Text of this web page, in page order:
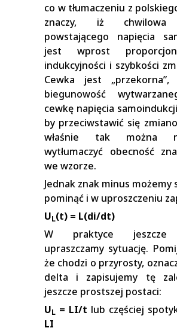
co w tłumaczeniu z
znaczy, iż chwilowa
powstającego napięcia
jest wprost
indukcyjności i szybkości
Cewka jest
biegunowość
cewkę napięcia
by przeciwstawić się
właśnie tak można
wytłumaczyć obecność
we wzorze.
Jednak znak minus możemy
pominąć i w uproszczeniu
UL(t) = L(di/dt)
W praktyce jeszcze
upraszczamy sytuację.
że chodzi o przyrosty,
delta i zapisujemy tę
jeszcze prostszej postaci:
UL = LI/t lub częściej
LI